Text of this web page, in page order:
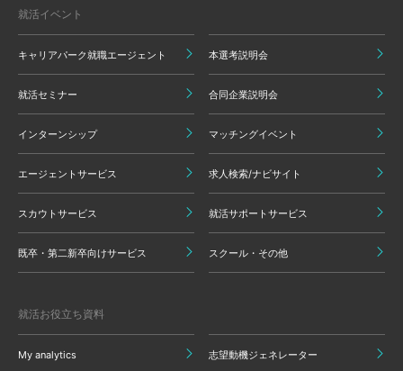
就活イベント
キャリアパーク就職エージェント 本選考説明会
就活セミナー 合同企業説明会
インターンシップ マッチングイベント
エージェントサービス 求人検索/ナビサイト
スカウトサービス 就活サポートサービス
既卒・第二新卒向けサービス スクール・その他
就活お役立ち資料
My analytics 志望動機ジェネレーター